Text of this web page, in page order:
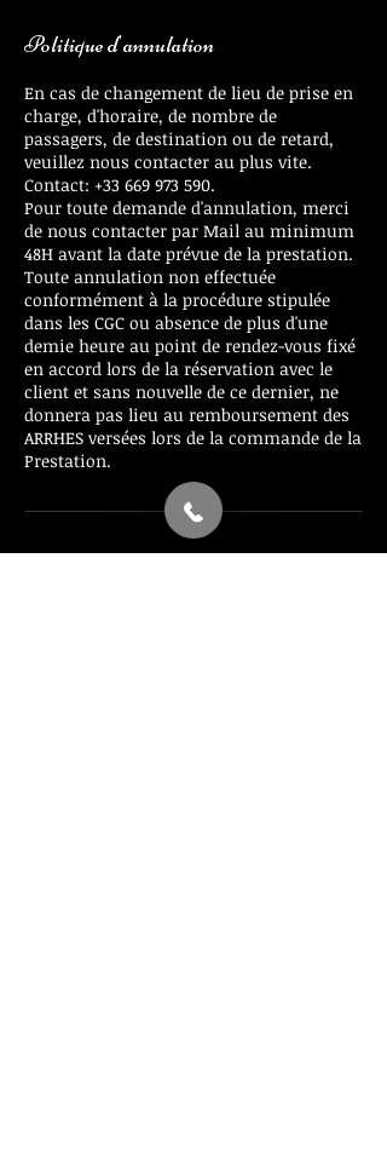
Politique d'annulation
En cas de changement de lieu de prise en
charge, d'horaire, de nombre de
passagers, de destination ou de retard,
veuillez nous contacter au plus vite.
Contact: +33 669 973 590.
Pour toute demande d'annulation, merci
de nous contacter par Mail au minimum
48H avant la date prévue de la prestation.
Toute annulation non effectuée
conformément à la procédure stipulée
dans les CGC ou absence de plus d'une
demie heure au point de rendez-vous fixé
en accord lors de la réservation avec le
client et sans nouvelle de ce dernier, ne
donnera pas lieu au remboursement des
ARRHES versées lors de la commande de la
Prestation.